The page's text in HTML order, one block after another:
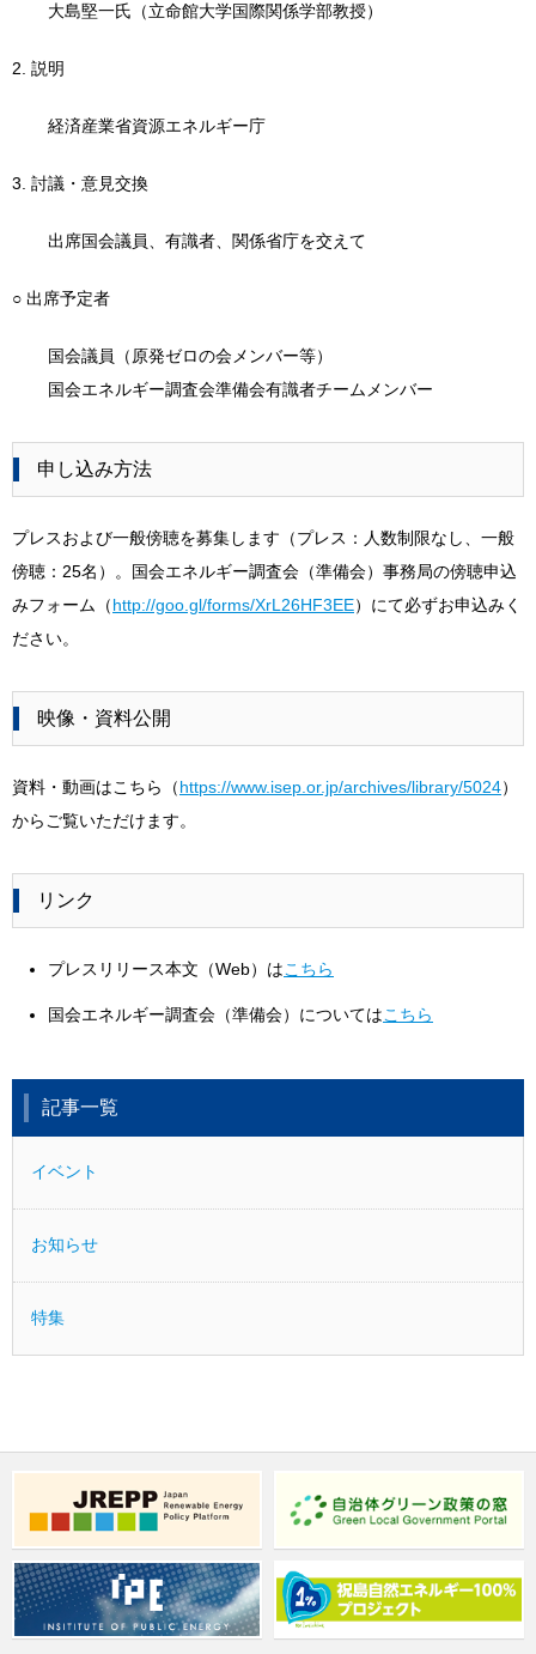
大島堅一氏（立命館大学国際関係学部教授）
2. 説明
経済産業省資源エネルギー庁
3. 討議・意見交換
出席国会議員、有識者、関係省庁を交えて
○ 出席予定者
国会議員（原発ゼロの会メンバー等）
国会エネルギー調査会準備会有識者チームメンバー
申し込み方法
プレスおよび一般傍聴を募集します（プレス：人数制限なし、一般
傍聴：25名）。国会エネルギー調査会（準備会）事務局の傍聴申込
みフォーム（http://goo.gl/forms/XrL26HF3EE）にて必ずお申込みく
ださい。
映像・資料公開
資料・動画はこちら（https://www.isep.or.jp/archives/library/5024）
からご覧いただけます。
リンク
プレスリリース本文（Web）はこちら
国会エネルギー調査会（準備会）についてはこちら
記事一覧
イベント
お知らせ
特集